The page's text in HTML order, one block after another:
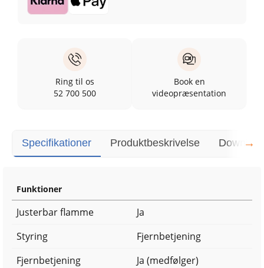
Ring til os
52 700 500
Book en
videopræsentation
Specifikationer Produktbeskrivelse
Funktioner
Justerbar flamme
Ja
Styring
Fjernbetjening
Fjernbetjening
Ja (medfølger)
→